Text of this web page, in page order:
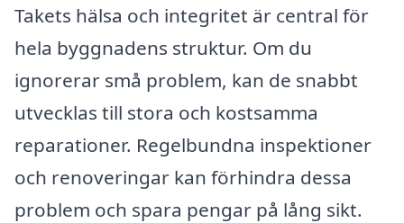
Takets hälsa och integritet är central för
hela byggnadens struktur. Om du
ignorerar små problem, kan de snabbt
utvecklas till stora och kostsamma
reparationer. Regelbundna inspektioner
och renoveringar kan förhindra dessa
problem och spara pengar på lång sikt.